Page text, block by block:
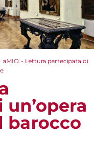
aMICi - Lettura partecipata di
barocco